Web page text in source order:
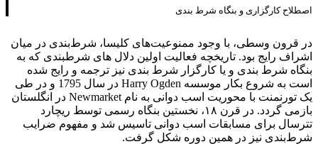
اصطلاح کارگزاری و بنگاه شرط بندی
در قرون وسطی، با وجود ممنوعیت‌های کلیسا، شرط‌بندی در میان
اشراف رایج بود. تاریخچه فعالیت اولین دلال های شرطبندی که به
بنگاه شرط بندی و یا کارگزار شرط بندی نیز ترجمه و رایج شده
است به شروع بکار موسسه Harry Ogden در سال 1795 و در طی
یک تورنمنت با محوریت اسب دوانی به نام Newmarket در انگلستان
بازمی گردد. در قرن ۱۸، نخستین بنگاه رسمی توسط ریچارد
تترسال برای مسابقات اسب‌ دوانی تاسیس شد و مفهوم ضرایب
شرط‌بندی نیز در همین دوره شکل گرفت.